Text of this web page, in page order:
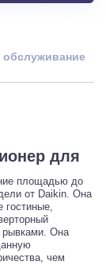
обслуживание
для
площадью до
от Daikin. Она
гостиные,
рывками. Она
чем